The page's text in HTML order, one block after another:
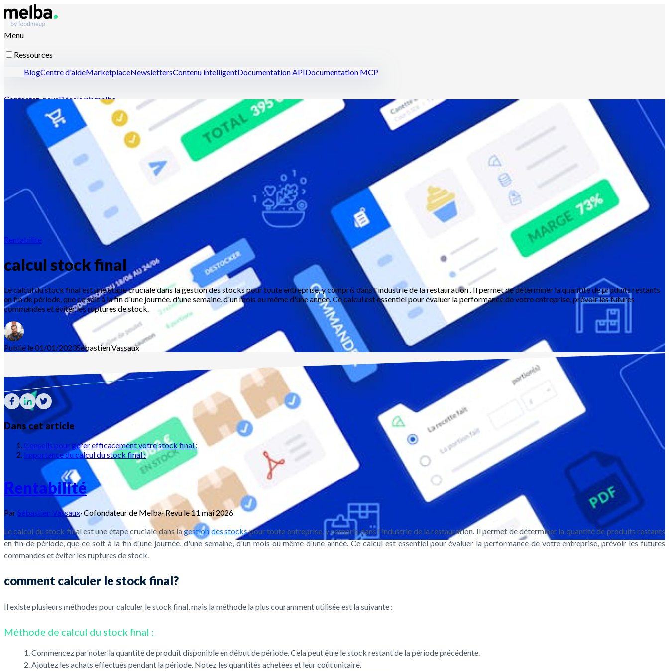
Menu
Ressources
BlogCentre d'aideMarketplaceNewslettersContenu intelligentDocumentation APIDocumentation MCP
Contactez-nousDécouvrir melba
Rentabilité
calcul stock final
Le calcul du stock final est une étape cruciale dans la gestion des stocks pour toute entreprise, y compris dans l'industrie de la restauration . Il permet de déterminer la quantité de produits restants
en fin de période, que ce soit à la fin d'une journée, d'une semaine, d'un mois ou même d'une année. Ce calcul est essentiel pour évaluer la performance de votre entreprise, prévoir les futures
commandes et éviter les ruptures de stock.
Publié le 01/01/2023SébastienVassaux
Dans cet article
Conseils pour gérer efficacement votre stock final :
Importance du calcul du stock final :
Rentabilité
ParSébastien Vassaux·Cofondateur de Melba·Revu le 11 mai 2026
Le calcul du stock final est une étape cruciale dans lagestion des stockspour toute entreprise, y compris dans l'industrie de la restauration. Il permet de déterminer la quantité de produits restants
en fin de période, que ce soit à la fin d'une journée, d'une semaine, d'un mois ou même d'une année. Ce calcul est essentiel pour évaluer la performance de votre entreprise, prévoir les futures
commandes et éviter les ruptures de stock.
comment calculer le stock final?
Il existe plusieurs méthodes pour calculer le stock final, mais la méthode la plus couramment utilisée est la suivante :
Méthode de calcul du stock final :
Commencez par noter la quantité de produit disponible en début de période. Cela peut être le stock restant de la période précédente.
Ajoutez les achats effectués pendant la période. Notez les quantités achetées et leur coût unitaire.